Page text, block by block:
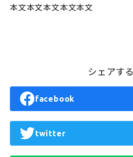
本文本文本文本文本文
シェアする
facebook
twitter